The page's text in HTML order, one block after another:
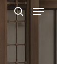
search
Menu